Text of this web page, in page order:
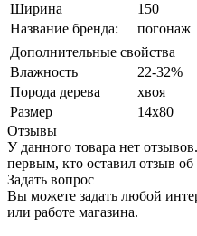
Ширина
150
Название бренда:
погонаж
Дополнительные свойства
Влажность
22-32%
Порода дерева
хвоя
Размер
14х80
Отзывы
У данного товара нет
первым, кто оставил отзыв об
Задать вопрос
Вы можете задать любой
или работе магазина.